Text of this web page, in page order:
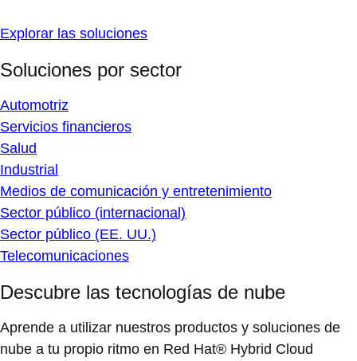
Explorar las soluciones
Soluciones por sector
Automotriz
Servicios financieros
Salud
Industrial
Medios de comunicación y entretenimiento
Sector público (internacional)
Sector público (EE. UU.)
Telecomunicaciones
Descubre las tecnologías de nube
Aprende a utilizar nuestros productos y soluciones de
nube a tu propio ritmo en Red Hat® Hybrid Cloud